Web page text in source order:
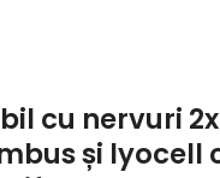
cu nervuri
și lyocell